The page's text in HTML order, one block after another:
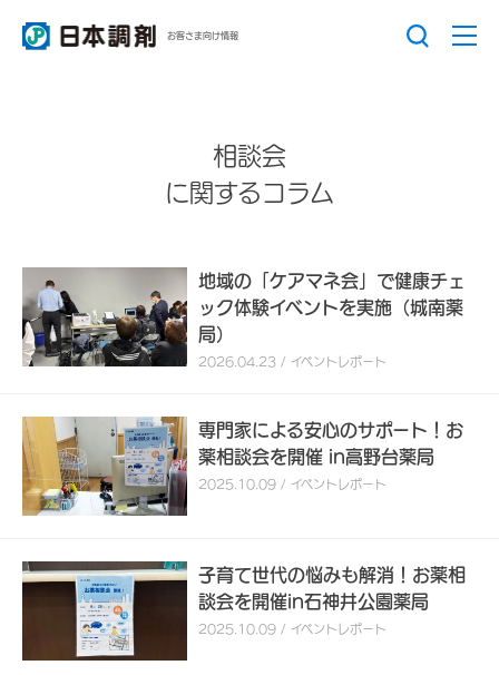
お客さま向け情報
相談会
に関するコラム
地域の「ケアマネ会」で健康チェ
ック体験イベントを実施（城南薬
局）
2026.04.23 / イベントレポート
専門家による安心のサポート！お
薬相談会を開催 in高野台薬局
2025.10.09 / イベントレポート
子育て世代の悩みも解消！お薬相
談会を開催in石神井公園薬局
2025.10.09 / イベントレポート